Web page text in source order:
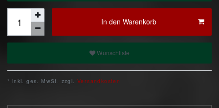
In den Warenkorb
Wunschliste
* inkl. ges. MwSt. zzgl. Versandkosten